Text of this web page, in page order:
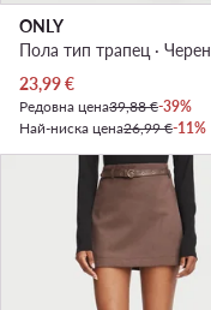
ONLY
Пола тип трапец · Черен
Актуална цена
23,99€
Редовна цена39,88 €-39%
Най-ниска цена26,99 €-11%